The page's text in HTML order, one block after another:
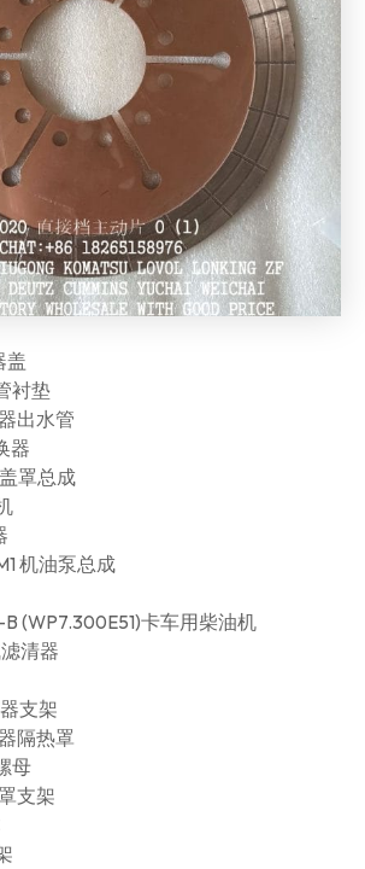
盖
衬垫
出水管
器
罩总成
机油泵总成
(WP7.300E51)卡车用柴油机
清器
支架
隔热罩
母
支架